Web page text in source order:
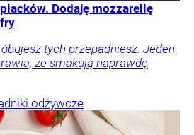
Dodaję mozzarellę
tych przepadniesz. Jeden
że smakują naprawdę
odżywcze